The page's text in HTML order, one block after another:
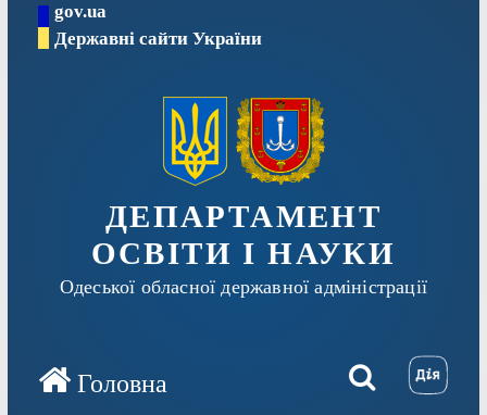
Перейтиgov.ua
Державні сайти України
ДЕПАРТАМЕНТ
ОСВІТИ І НАУКИ
Одеської обласної державної адміністрації